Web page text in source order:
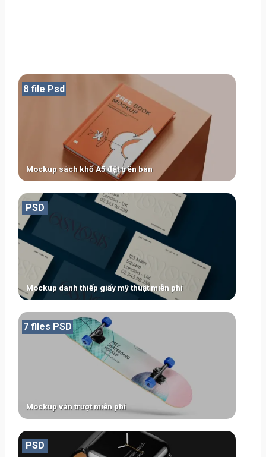
Mockup sách khổ A5 đặt trên bàn
8 file Psd
Mockup danh thiếp giấy mỹ thuật miễn phí
PSD
Mockup ván trượt miễn phí
7 files PSD
PSD